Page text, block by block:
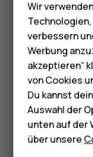
HMD
Für
Tablets
Shop
Tippen Sie
Tipp:Um ein
das Ereignis
Details.
Löschen eines
Tippen Sie
Tippen Sie
Wir
verbessern
Werbung
akzeptieren“
von Cookies
Du kannst
Auswahl der
unten auf der
über unsere